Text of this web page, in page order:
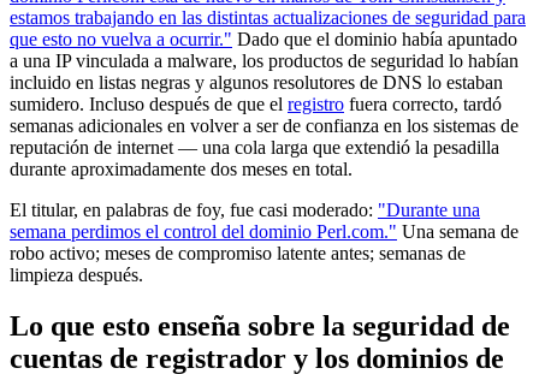
estamos trabajando en las distintas actualizaciones de seguridad para
que esto no vuelva a ocurrir." Dado que el dominio había apuntado
a una IP vinculada a malware, los productos de seguridad lo habían
incluido en listas negras y algunos resolutores de DNS lo estaban
sumidero. Incluso después de que el registro fuera correcto, tardó
semanas adicionales en volver a ser de confianza en los sistemas de
reputación de internet — una cola larga que extendió la pesadilla
durante aproximadamente dos meses en total.
El titular, en palabras de foy, fue casi moderado: "Durante una
semana perdimos el control del dominio Perl.com." Una semana de
robo activo; meses de compromiso latente antes; semanas de
limpieza después.
Lo que esto enseña sobre la seguridad de
cuentas de registrador y los dominios de